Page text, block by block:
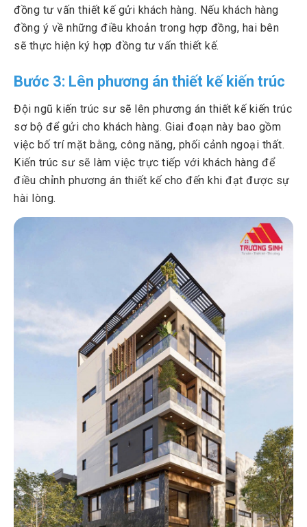
đồng tư vấn thiết kế gửi khách hàng. Nếu khách hàng
đồng ý về những điều khoản trong hợp đồng, hai bên
sẽ thực hiện ký hợp đồng tư vấn thiết kế.
Bước 3: Lên phương án thiết kế kiến trúc
Đội ngũ kiến trúc sư sẽ lên phương án thiết kế kiến trúc
sơ bộ để gửi cho khách hàng. Giai đoạn này bao gồm
việc bố trí mặt bằng, công năng, phối cảnh ngoại thất.
Kiến trúc sư sẽ làm việc trực tiếp với khách hàng để
điều chỉnh phương án thiết kế cho đến khi đạt được sự
hài lòng.